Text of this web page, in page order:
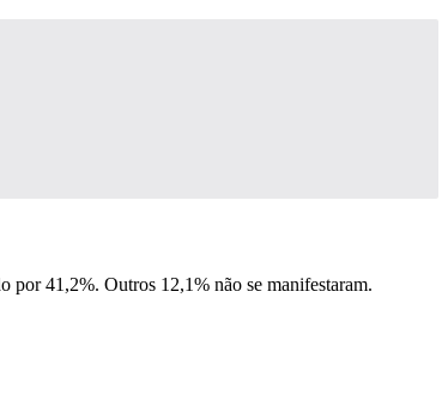
por 41,2%. Outros 12,1% não se manifestaram.